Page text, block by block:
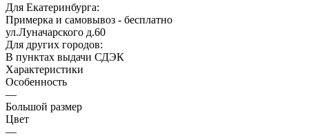
Для Екатеринбурга:
Примерка и самовывоз - бесплатно
ул.Луначарского д.60
Для других городов:
В пунктах выдачи СДЭК
Характеристики
Особенность
—
Большой размер
Цвет
—